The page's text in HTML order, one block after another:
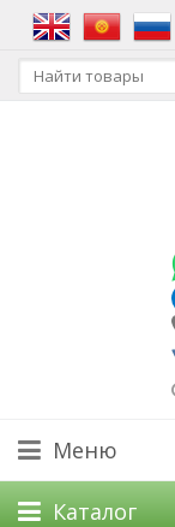
Меню
Каталог